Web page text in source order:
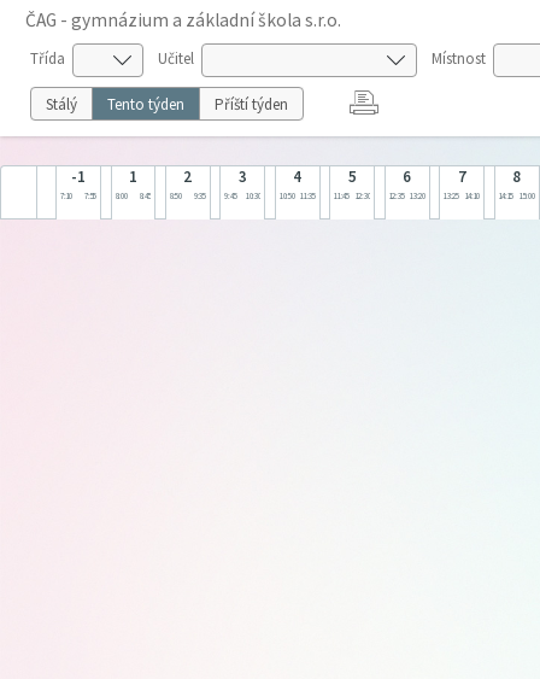
ČAG - gymnázium a základní škola s.r.o.
Třída Učitel Místnost
Stálý Tento týden Příští týden
-1
7:10 7:55
1
8:00 8:45
2
8:50 9:35
3
9:45 10:30
4
10:50 11:35
5
11:45 12:30
6
12:35 13:20
7
13:25 14:10
8
14:15 15:00